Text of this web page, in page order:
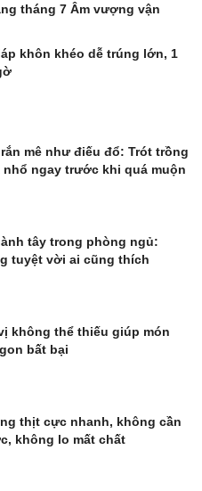
tháng 7 Âm vượng vận
khôn khéo dễ trúng lớn, 1
mê như điếu đổ: Trót trồng
ngay trước khi quá muộn
tây trong phòng ngủ:
tuyệt vời ai cũng thích
không thể thiếu giúp món
bất bại
thịt cực nhanh, không cần
không lo mất chất